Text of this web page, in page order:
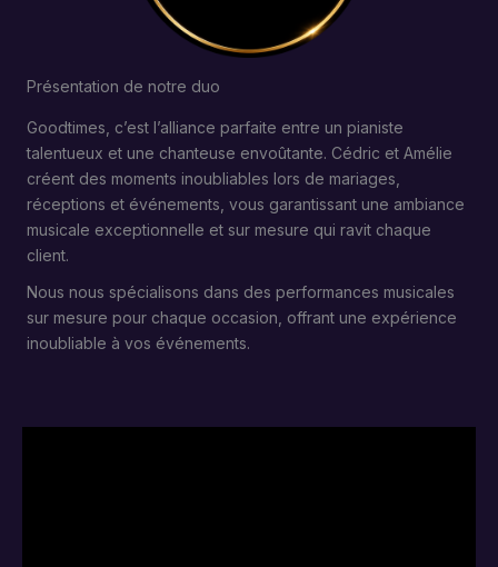
Présentation de notre duo
Goodtimes, c’est l’alliance parfaite entre un pianiste
talentueux et une chanteuse envoûtante. Cédric et Amélie
créent des moments inoubliables lors de mariages,
réceptions et événements, vous garantissant une ambiance
musicale exceptionnelle et sur mesure qui ravit chaque
client.
Nous nous spécialisons dans des performances musicales
sur mesure pour chaque occasion, offrant une expérience
inoubliable à vos événements.